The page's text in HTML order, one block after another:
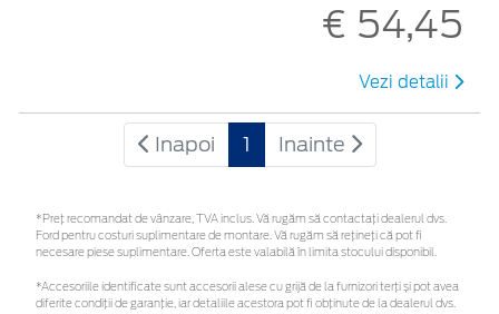
€ 54,45
Vezi detalii
Inapoi 1 Inainte
*Preţ recomandat de vânzare, TVA inclus. Vă rugăm să contactaţi dealerul dvs.
Ford pentru costuri suplimentare de montare. Vă rugăm să rețineți că pot fi
necesare piese suplimentare. Oferta este valabilă în limita stocului disponibil.
*Accesoriile identificate sunt accesorii alese cu grijă de la furnizori terți și pot avea
diferite condiții de garanție, iar detaliile acestora pot fi obținute de la dealerul dvs.